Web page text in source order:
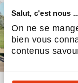
Salut, c'est nous
On ne se
bien vous
contenus